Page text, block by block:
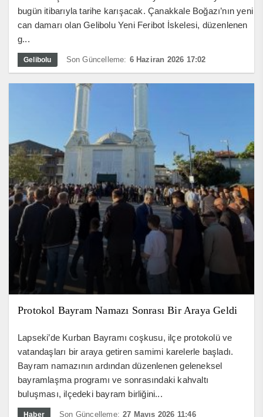
bugün itibarıyla tarihe karışacak. Çanakkale Boğazı’nın yeni
can damarı olan Gelibolu Yeni Feribot İskelesi, düzenlenen
g...
Gelibolu Son Güncelleme: 6 Haziran 2026 17:02
Protokol Bayram Namazı Sonrası Bir Araya Geldi
Lapseki’de Kurban Bayramı coşkusu, ilçe protokolü ve
vatandaşları bir araya getiren samimi karelerle başladı.
Bayram namazının ardından düzenlenen geleneksel
bayramlaşma programı ve sonrasındaki kahvaltı
buluşması, ilçedeki bayram birliğini...
Haber Son Güncelleme: 27 Mayıs 2026 11:46